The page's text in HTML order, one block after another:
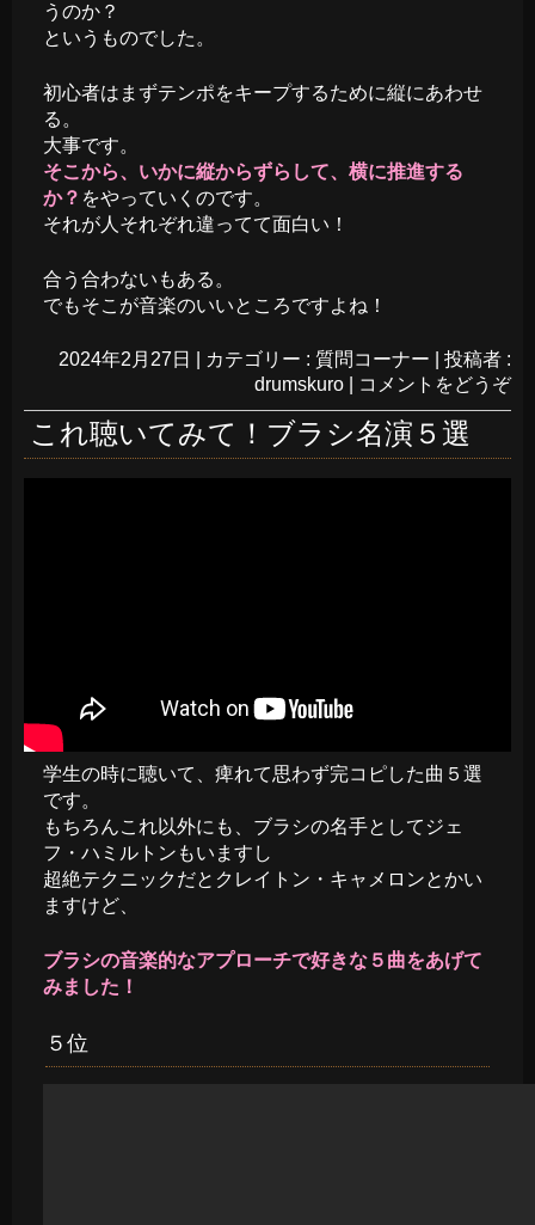
うのか？
というものでした。
初心者はまずテンポをキープするために縦にあわせ
る。
大事です。
そこから、いかに縦からずらして、横に推進する
か？ をやっていくのです。
それが人それぞれ違ってて面白い！
合う合わないもある。
でもそこが音楽のいいところですよね！
2024年2月27日 カテゴリー : 質問コーナー
投稿者 :
drumskuro
コメントをどうぞ
これ聴いてみて！ブラシ名演５選
学生の時に聴いて、痺れて思わず完コピした曲５選
です。
もちろんこれ以外にも、ブラシの名手としてジェ
フ・ハミルトンもいますし
超絶テクニックだとクレイトン・キャメロンとかい
ますけど、
ブラシの音楽的なアプローチで好きな５曲をあげて
みました！
５位